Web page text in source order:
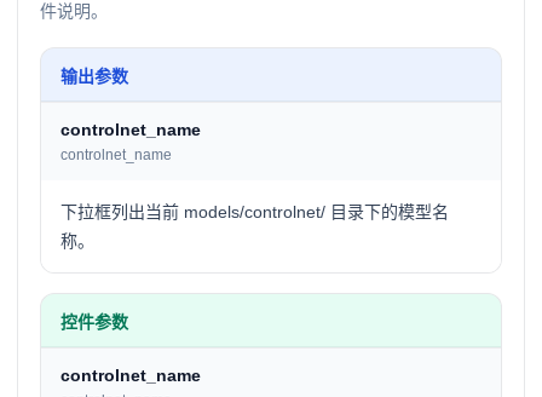
件说明。
输出参数
controlnet_name
controlnet_name
下拉框列出当前 models/controlnet/ 目录下的模型名
称。
控件参数
controlnet_name